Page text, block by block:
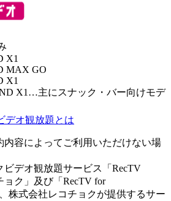
X1
MAX GO
X1
X1 …主にスナック・バー向けモデ
デオ観放題とは
内容によってご利用いただけない場
ビデオ観放題サービス「RecTV
ョク」及び「RecTV for
株式会社レコチョクが提供するサー